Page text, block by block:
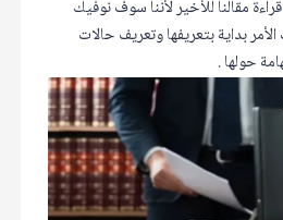
مقالنا للأخير لأننا سوف نوفيك
بداية بتعريفها وتعريف حالات
حولها .